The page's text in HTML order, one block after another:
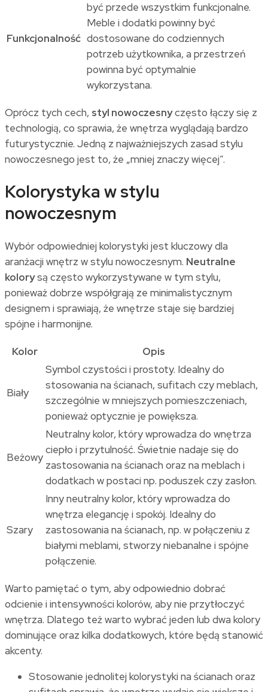
Funkcjonalność
być przede wszystkim funkcjonalne.
Meble i dodatki powinny być
dostosowane do codziennych
potrzeb użytkownika, a przestrzeń
powinna być optymalnie
wykorzystana.
Oprócz tych cech, styl nowoczesnyczęsto łączy się z
technologią, co sprawia, że wnętrza wyglądają bardzo
futurystycznie. Jedną z najważniejszych zasad stylu
nowoczesnego jest to, że „mniej znaczy więcej”.
Kolorystyka w stylu
nowoczesnym
Wybór odpowiedniej kolorystyki jest kluczowy dla
aranżacji wnętrz w stylu nowoczesnym. Neutralne
kolorysą często wykorzystywane w tym stylu,
ponieważ dobrze współgrają ze minimalistycznym
designem i sprawiają, że wnętrze staje się bardziej
spójne i harmonijne.
Kolor Opis
Biały
Symbol czystości i prostoty. Idealny do
stosowania na ścianach, sufitach czy meblach,
szczególnie w mniejszych pomieszczeniach,
ponieważ optycznie je powiększa.
Beżowy
Neutralny kolor, który wprowadza do wnętrza
ciepło i przytulność. Świetnie nadaje się do
zastosowania na ścianach oraz na meblach i
dodatkach w postaci np. poduszek czy zasłon.
Szary
Inny neutralny kolor, który wprowadza do
wnętrza elegancję i spokój. Idealny do
zastosowania na ścianach, np. w połączeniu z
białymi meblami, stworzy niebanalne i spójne
połączenie.
Warto pamiętać o tym, aby odpowiednio dobrać
odcienie i intensywności kolorów, aby nie przytłoczyć
wnętrza. Dlatego też warto wybrać jeden lub dwa kolory
dominujące oraz kilka dodatkowych, które będą stanowić
akcenty.
Stosowanie jednolitej kolorystyki na ścianach oraz